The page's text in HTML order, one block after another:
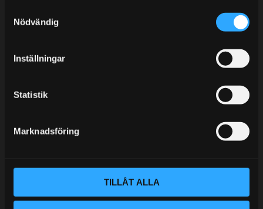
Nödvändig
Inställningar
Statistik
Marknadsföring
TILLÅT ALLA
KONTAKTA OSS
MINA SIDOR